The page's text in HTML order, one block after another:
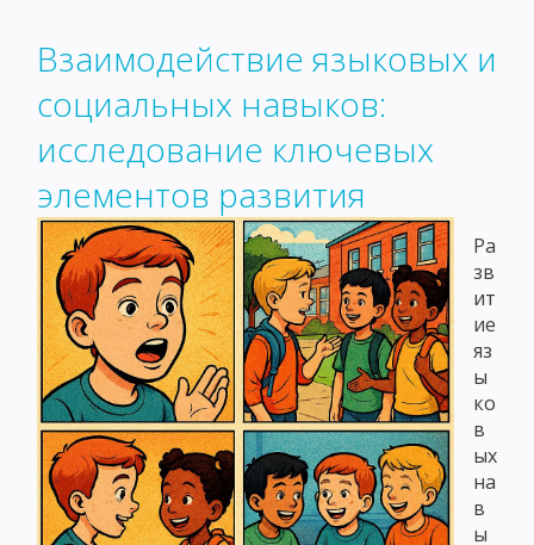
Взаимодействие языковых и
социальных навыков:
исследование ключевых
элементов развития
Ра
зв
ит
ие
яз
ы
ко
в
ых
на
в
ы